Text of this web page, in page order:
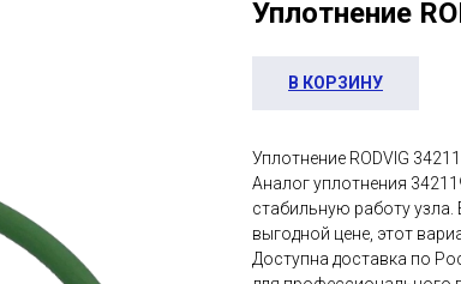
Уплотнение
В КОРЗИНУ
Уплотнение RODVIG
Аналог уплотнения
стабильную работу
выгодной цене, этот
Доступна доставка по